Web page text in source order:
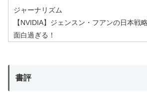
ジャーナリズム
【NVIDIA】ジェンスン・フアンの日本戦
面白過ぎる！
書評